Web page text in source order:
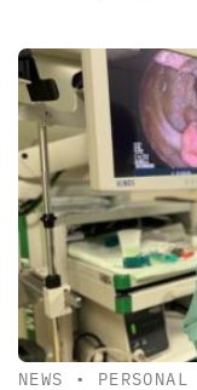
NEWS • PERSONAL